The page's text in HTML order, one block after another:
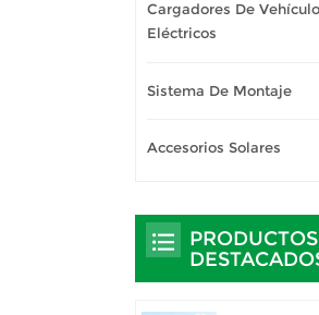
Cargadores De
Eléctricos
Sistema De Montaje
Accesorios Solares
PRODUCTOS